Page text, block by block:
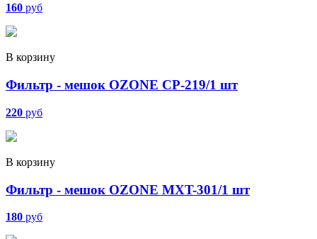
160 руб
В корзину
Фильтр - мешок OZONE CP-219/1 шт
220 руб
В корзину
Фильтр - мешок OZONE MXT-301/1 шт
180 руб